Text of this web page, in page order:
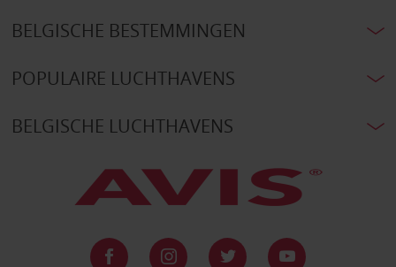
BELGISCHE BESTEMMINGEN
POPULAIRE LUCHTHAVENS
BELGISCHE LUCHTHAVENS